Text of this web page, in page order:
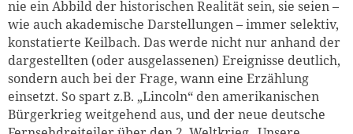
nie ein Abbild der historischen Realität sein, sie seien –
wie auch akademische Darstellungen – immer selektiv,
konstatierte Keilbach. Das werde nicht nur anhand der
dargestellten (oder ausgelassenen) Ereignisse deutlich,
sondern auch bei der Frage, wann eine Erzählung
einsetzt. So spart z.B. „Lincoln“ den amerikanischen
Bürgerkrieg weitgehend aus, und der neue deutsche